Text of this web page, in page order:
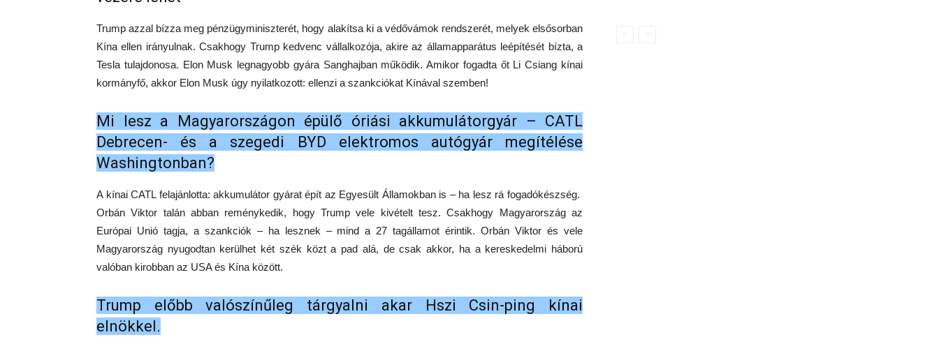
Trump azzal bízza meg pénzügyminiszterét, hogy alakítsa ki a védővámok rendszerét, melyek elsősorban
Kína ellen irányulnak. Csakhogy Trump kedvenc vállalkozója, akire az államapparátus leépítését bízta, a
Tesla tulajdonosa. Elon Musk legnagyobb gyára Sanghajban működik. Amikor fogadta őt Li Csiang kínai
kormányfő, akkor Elon Musk úgy nyilatkozott: ellenzi a szankciókat Kínával szemben!
Mi lesz a Magyarországon épülő óriási akkumulátorgyár – CATL
Debrecen- és a szegedi BYD elektromos autógyár megítélése
Washingtonban?
A kínai CATL felajánlotta: akkumulátor gyárat épít az Egyesült Államokban is – ha lesz rá fogadókészség.
Orbán Viktor talán abban reménykedik, hogy Trump vele kivételt tesz. Csakhogy Magyarország az
Európai Unió tagja, a szankciók – ha lesznek – mind a 27 tagállamot érintik. Orbán Viktor és vele
Magyarország nyugodtan kerülhet két szék közt a pad alá, de csak akkor, ha a kereskedelmi háború
valóban kirobban az USA és Kína között.
Trump előbb valószínűleg tárgyalni akar Hszi Csin-ping kínai
elnökkel.